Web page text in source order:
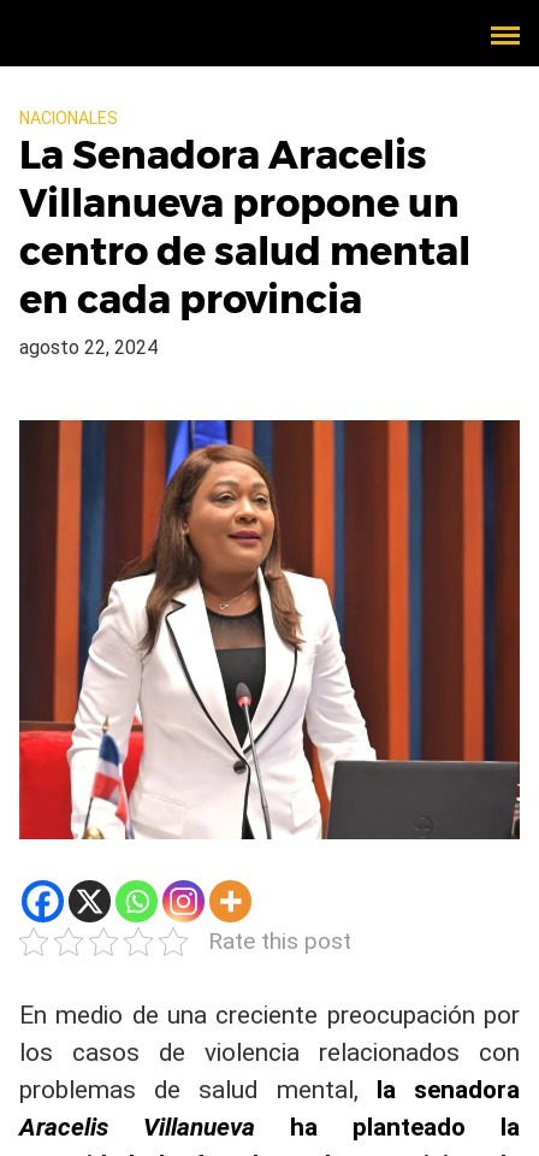
NACIONALES
La Senadora Aracelis
Villanueva propone un
centro de salud mental
en cada provincia
agosto 22, 2024
Rate this post
En medio de una creciente preocupación por
los casos de violencia relacionados con
problemas de salud mental, la senadora
Aracelis Villanueva ha planteado la